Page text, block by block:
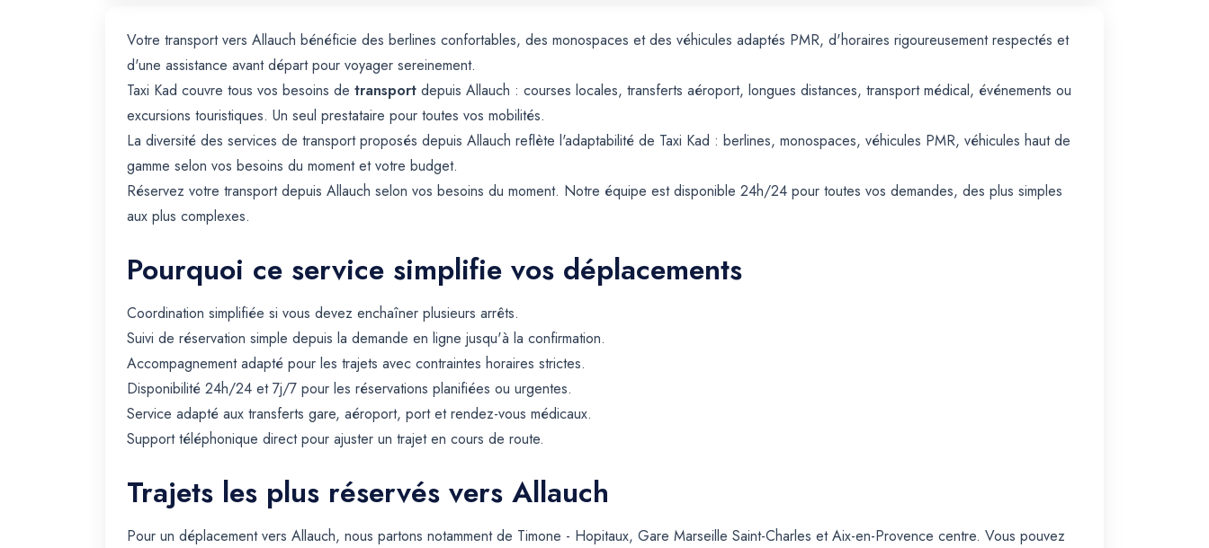
Votre transport vers Allauch bénéficie des berlines confortables, des monospaces et des véhicules adaptés PMR, d'horaires rigoureusement respectés et
d'une assistance avant départ pour voyager sereinement.
Taxi Kad couvre tous vos besoins de transport depuis Allauch : courses locales, transferts aéroport, longues distances, transport médical, événements ou
excursions touristiques. Un seul prestataire pour toutes vos mobilités.
La diversité des services de transport proposés depuis Allauch reflète l'adaptabilité de Taxi Kad : berlines, monospaces, véhicules PMR, véhicules haut de
gamme selon vos besoins du moment et votre budget.
Réservez votre transport depuis Allauch selon vos besoins du moment. Notre équipe est disponible 24h/24 pour toutes vos demandes, des plus simples
aux plus complexes.
Pourquoi ce service simplifie vos déplacements
Coordination simplifiée si vous devez enchaîner plusieurs arrêts.
Suivi de réservation simple depuis la demande en ligne jusqu'à la confirmation.
Accompagnement adapté pour les trajets avec contraintes horaires strictes.
Disponibilité 24h/24 et 7j/7 pour les réservations planifiées ou urgentes.
Service adapté aux transferts gare, aéroport, port et rendez-vous médicaux.
Support téléphonique direct pour ajuster un trajet en cours de route.
Trajets les plus réservés vers Allauch
Pour un déplacement vers Allauch, nous partons notamment de Timone - Hopitaux, Gare Marseille Saint-Charles et Aix-en-Provence centre. Vous pouvez